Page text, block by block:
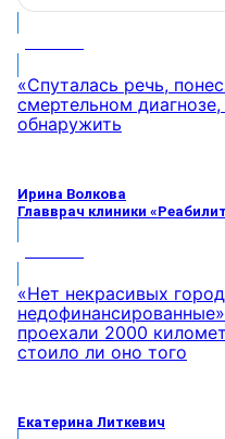
«Спуталась речь,
смертельном
обнаружить
Ирина Волкова
Главврач клиники
«Нет некрасивых
проехали 2000
стоило ли оно того
Екатерина Литкевич